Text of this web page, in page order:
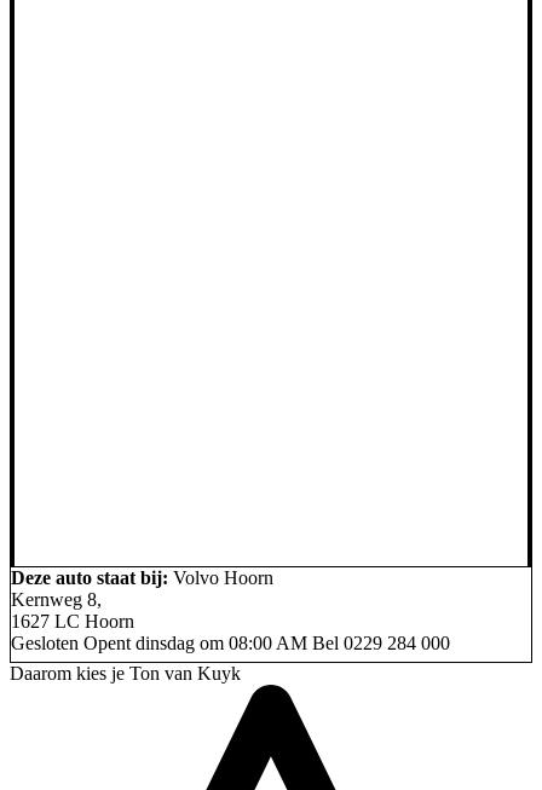
Deze auto staat bij: Volvo Hoorn
Kernweg 8,
1627 LC Hoorn
Gesloten Opent dinsdag om 08:00 AM Bel 0229 284 000
Daarom kies je Ton van Kuyk